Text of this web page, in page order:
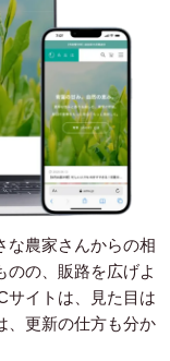
な農家さんからの相
のの、販路を広げよ
サイトは、見た目は
、更新の仕方も分か